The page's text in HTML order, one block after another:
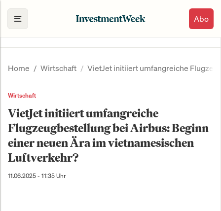
Abo
Home Wirtschaft VietJet initiiert umfangreiche
Wirtschaft
VietJet initiiert umfangreiche
Flugzeugbestellung bei Airbus: Beginn
einer neuen Ära im vietnamesischen
Luftverkehr?
11.06.2025 - 11:35 Uhr